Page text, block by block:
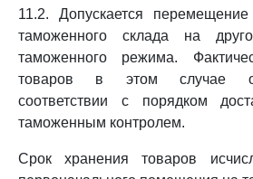
11.2. Допускается
таможенного склада на
таможенного режима.
товаров в этом случае
соответствии с порядком
таможенным контролем.
Срок хранения товаров